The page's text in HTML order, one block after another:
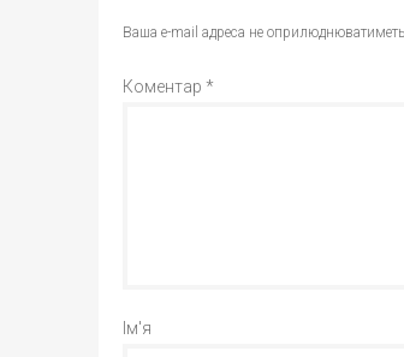
Ваша e-mail адреса не
Коментар *
Ім'я